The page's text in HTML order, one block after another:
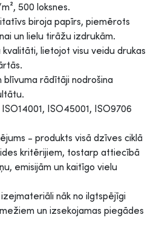
500 loksnes.
biroja papīrs, piemērots
un lielu tirāžu izdrukām.
lietojot visu veidu drukas
blīvuma rādītāji nodrošina
ISO45001, ISO9706
- produkts visā dzīves ciklā
kritērijiem, tostarp attiecībā
emisijām un kaitīgo vielu
nāk no ilgtspējīgi
un izsekojamas piegādes